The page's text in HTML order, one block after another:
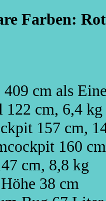
Farben:
409 cm als
122 cm, 6,4 kg
157 cm,
160
cm, 8,8 kg
38 cm